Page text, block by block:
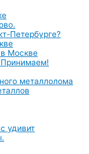
Петербурге?
Москве
Принимаем!
металлолома
удивит